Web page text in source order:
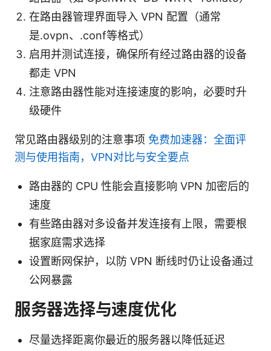
在路由器管理界面导入 VPN 配置（通常
是.ovpn、.conf等格式）
启用并测试连接，确保所有经过路由器的设备
都走 VPN
注意路由器性能对连接速度的影响，必要时升
级硬件
常见路由器级别的注意事项 免费加速器：全面评
测与使用指南，VPN对比与安全要点
路由器的 CPU 性能会直接影响 VPN 加密后的
速度
有些路由器对多设备并发连接有上限，需要根
据家庭需求选择
设置断网保护，以防 VPN 断线时仍让设备通过
公网暴露
服务器选择与速度优化
尽量选择距离你最近的服务器以降低延迟